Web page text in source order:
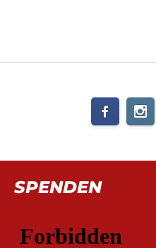
SPENDEN